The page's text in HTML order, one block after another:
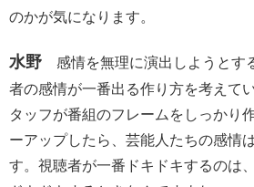
のかが気になります。
水野 感情を無理に演出しようとす
者の感情が一番出る作り方を考えて
タッフが番組のフレームをしっかり
ーアップしたら、芸能人たちの感情
す。視聴者が一番ドキドキするのは